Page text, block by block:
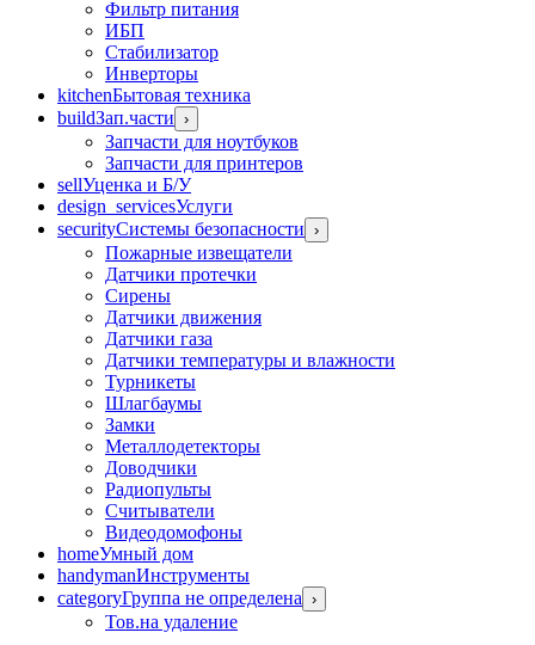
Фильтр питания
ИБП
Стабилизатор
Инверторы
kitchenБытовая техника
buildЗап.части ›
Запчасти для ноутбуков
Запчасти для принтеров
sellУценка и Б/У
design_servicesУслуги
securityСистемы безопасности ›
Пожарные извещатели
Датчики протечки
Сирены
Датчики движения
Датчики газа
Датчики температуры и влажности
Турникеты
Шлагбаумы
Замки
Металлодетекторы
Доводчики
Радиопульты
Считыватели
Видеодомофоны
homeУмный дом
handymanИнструменты
categoryГруппа не определена ›
Тов.на удаление